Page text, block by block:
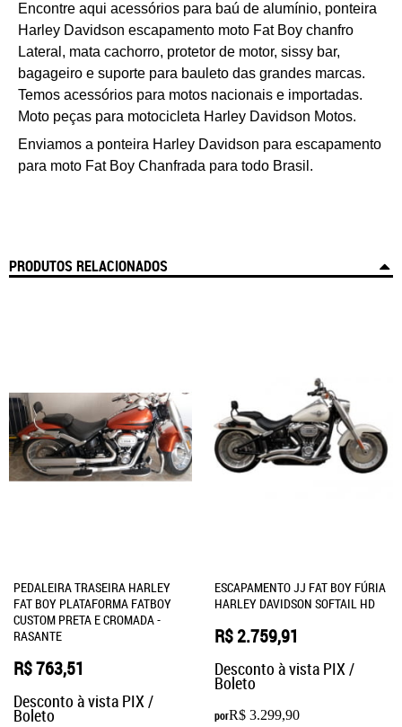
Encontre aqui acessórios para baú de alumínio, ponteira
Harley Davidson escapamento moto Fat Boy chanfro
Lateral, mata cachorro, protetor de motor, sissy bar,
bagageiro e suporte para bauleto das grandes marcas.
Temos acessórios para motos nacionais e importadas.
Moto peças para motocicleta Harley Davidson Motos.
Enviamos a ponteira Harley Davidson para escapamento
para moto Fat Boy Chanfrada para todo Brasil.
PRODUTOS RELACIONADOS
PEDALEIRA TRASEIRA HARLEY
FAT BOY PLATAFORMA FATBOY
CUSTOM PRETA E CROMADA -
RASANTE
R$ 763,51
Desconto à vista PIX /
Boleto
ESCAPAMENTO JJ FAT BOY FÚRIA
HARLEY DAVIDSON SOFTAIL HD
porR$ 3.299,90
R$ 2.759,91
Desconto à vista PIX /
Boleto